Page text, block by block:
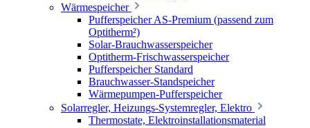
Wärmespeicher
Pufferspeicher AS-Premium (passend zum
Optitherm²)
Solar-Brauchwasserspeicher
Optitherm-Frischwasserspeicher
Pufferspeicher Standard
Brauchwasser-Standspeicher
Wärmepumpen-Pufferspeicher
Solarregler, Heizungs-Systemregler, Elektro
Thermostate, Elektroinstallationsmaterial